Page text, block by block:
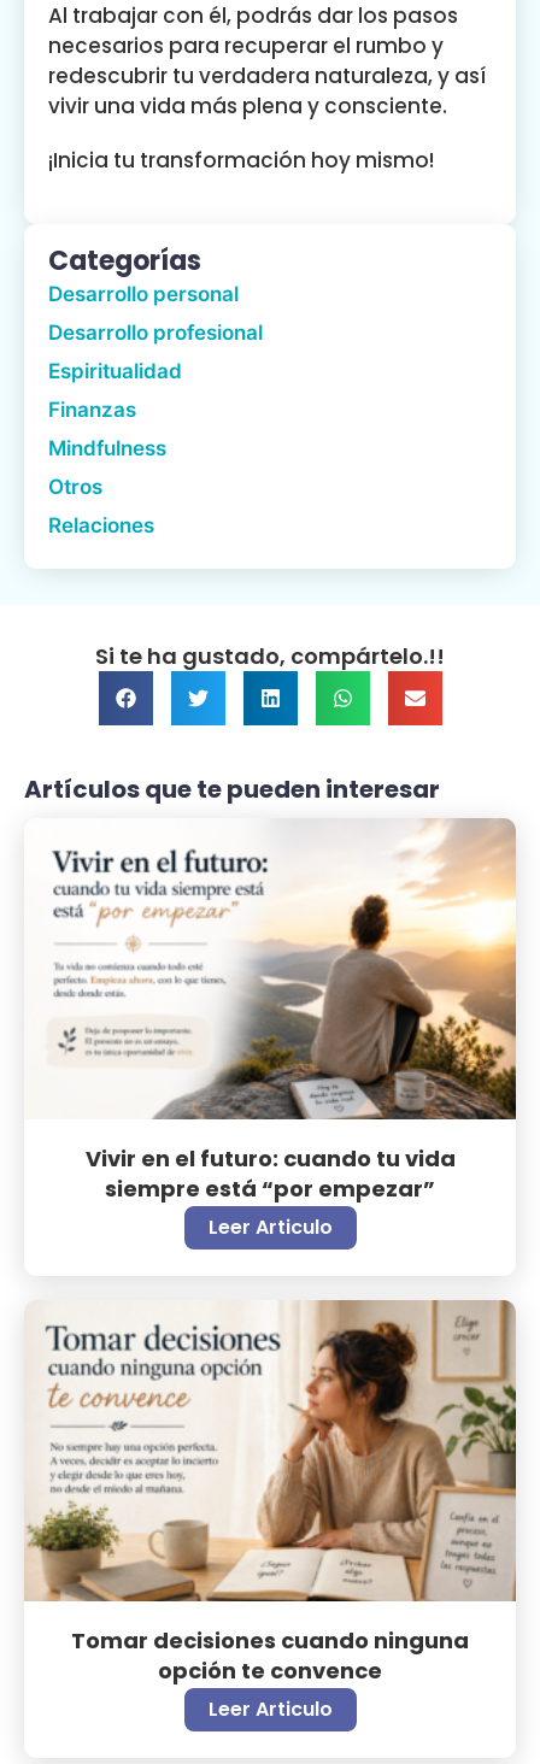
Al trabajar con él, podrás dar los pasos
necesarios para recuperar el rumbo y
redescubrir tu verdadera naturaleza, y así
vivir una vida más plena y consciente.
¡Inicia tu transformación hoy mismo!
Categorías
Desarrollo personal
Desarrollo profesional
Espiritualidad
Finanzas
Mindfulness
Otros
Relaciones
Si te ha gustado, compártelo.!!
Artículos que te pueden interesar
Vivir en el futuro: cuando tu vida
siempre está “por empezar”
Leer Articulo
Tomar decisiones cuando ninguna
opción te convence
Leer Articulo